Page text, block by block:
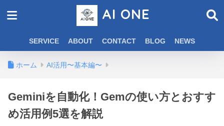
AI ONE
SERVICE ABOUT CONTACT BLOG NEWS
ホーム AI活用〜基本編〜
Geminiを自動化！Gemの使い方とおすす
め活用例5選を解説